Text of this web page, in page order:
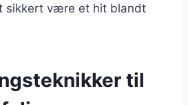
sikkert være et hit blandt
til